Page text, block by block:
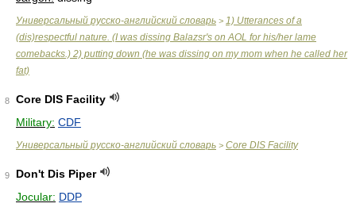
Универсальный русско-английский словарь > 1) Utterances of a
(dis)respectful nature. (I was dissing Balazsr's on AOL for his/her lame
comebacks.) 2) putting down (he was dissing on my mom when he called her
fat)
8
Core DIS Facility
Military: CDF
Универсальный русско-английский словарь > Core DIS Facility
9
Don't Dis Piper
Jocular: DDP